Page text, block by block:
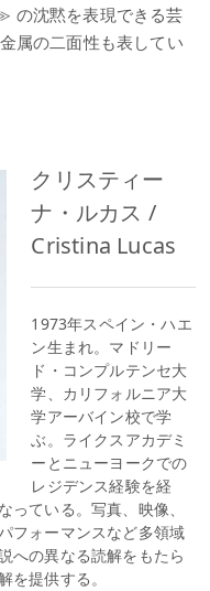
の沈黙を表現できる芸
属の二面性も表してい
クリスティー
ナ・ルカス /
Cristina Lucas
1973年スペイン・ハエ
ン生まれ。マドリー
ド・コンプルテンセ大
学、カリフォルニア大
学アーバイン校で学
ぶ。ライクスアカデミ
ーとニューヨークでの
レジデンス経験を経
ている。写真、映像、
フォーマンスなど多領域
への異なる読解をもたら
を提供する。